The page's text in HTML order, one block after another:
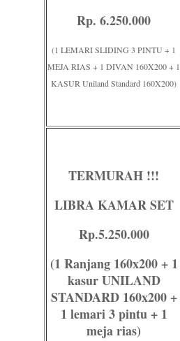
Rp. 6.250.000
(1 LEMARI SLIDING 3 PINTU + 1
MEJA RIAS + 1 DIVAN 160X200 + 1
KASUR Uniland Standard 160X200)
TERMURAH !!!
LIBRA KAMAR SET
Rp.5.250.000
(1 Ranjang 160x200 + 1
kasur UNILAND
STANDARD 160x200 +
1 lemari 3 pintu + 1
meja rias)